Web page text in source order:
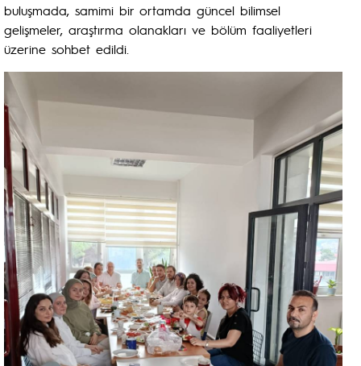
buluşmada, samimi bir ortamda güncel bilimsel
gelişmeler, araştırma olanakları ve bölüm faaliyetleri
üzerine sohbet edildi.